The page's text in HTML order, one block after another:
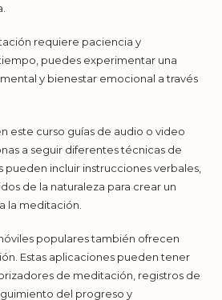
requiere paciencia y
puedes experimentar una
y bienestar emocional a través
este curso guías de audio o video
a seguir diferentes técnicas de
pueden incluir instrucciones verbales,
de la naturaleza para crear un
la meditación.
populares también ofrecen
Estas aplicaciones pueden tener
de meditación, registros de
del progreso y